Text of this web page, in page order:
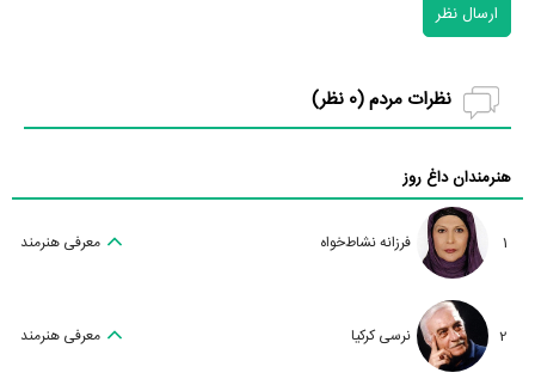
ارسال نظر
نظرات مردم (0 نظر)
هنرمندان داغ روز
1 فرزانه نشاط‌خواه معرفی هنرمند
2 نرسی کرکیا معرفی هنرمند